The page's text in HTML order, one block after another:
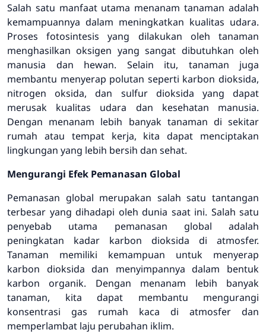
Salah satu manfaat utama menanam tanaman adalah
kemampuannya dalam meningkatkan kualitas udara.
Proses fotosintesis yang dilakukan oleh tanaman
menghasilkan oksigen yang sangat dibutuhkan oleh
manusia dan hewan. Selain itu, tanaman juga
membantu menyerap polutan seperti karbon dioksida,
nitrogen oksida, dan sulfur dioksida yang dapat
merusak kualitas udara dan kesehatan manusia.
Dengan menanam lebih banyak tanaman di sekitar
rumah atau tempat kerja, kita dapat menciptakan
lingkungan yang lebih bersih dan sehat.
Mengurangi Efek Pemanasan Global
Pemanasan global merupakan salah satu tantangan
terbesar yang dihadapi oleh dunia saat ini. Salah satu
penyebab utama pemanasan global adalah
peningkatan kadar karbon dioksida di atmosfer.
Tanaman memiliki kemampuan untuk menyerap
karbon dioksida dan menyimpannya dalam bentuk
karbon organik. Dengan menanam lebih banyak
tanaman, kita dapat membantu mengurangi
konsentrasi gas rumah kaca di atmosfer dan
memperlambat laju perubahan iklim.